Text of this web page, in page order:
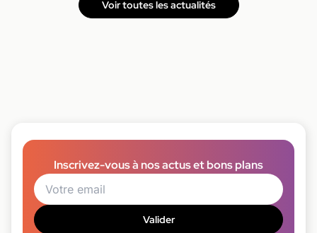
Voir toutes les actualités
Inscrivez-vous à nos actus et bons plans
Valider